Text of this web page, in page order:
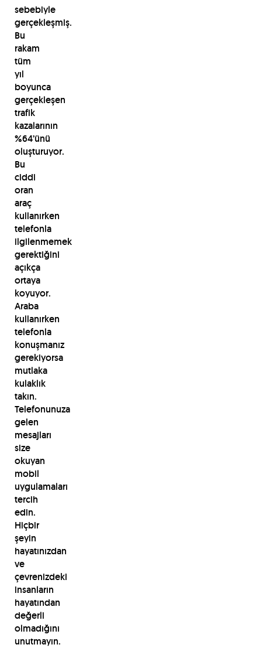
sebebiyle
gerçekleşmiş.
Bu
rakam
tüm
yıl
boyunca
gerçekleşen
trafik
kazalarının
%64’ünü
oluşturuyor.
Bu
ciddi
oran
araç
kullanırken
telefonla
ilgilenmemek
gerektiğini
açıkça
ortaya
koyuyor.
Araba
kullanırken
telefonla
konuşmanız
gerekiyorsa
mutlaka
kulaklık
takın.
Telefonunuza
gelen
mesajları
size
okuyan
mobil
uygulamaları
tercih
edin.
Hiçbir
şeyin
hayatınızdan
ve
çevrenizdeki
insanların
hayatından
değerli
olmadığını
unutmayın.